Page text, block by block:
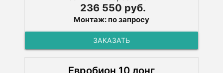
236 550 руб.
Монтаж: по запросу
ЗАКАЗАТЬ
Евробион 10 лонг